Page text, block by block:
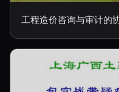
工程造价咨询与审计的